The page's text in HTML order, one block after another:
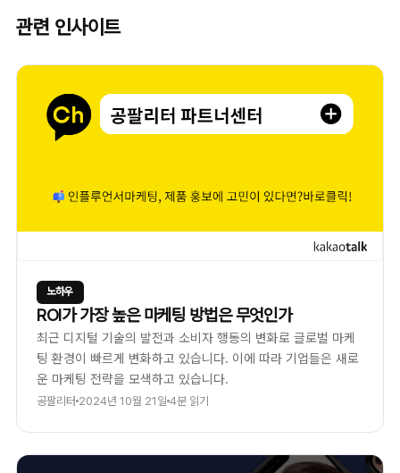
관련 인사이트
노하우
ROI가 가장 높은 마케팅 방법은 무엇인가
최근 디지털 기술의 발전과 소비자 행동의 변화로 글로벌 마케
팅 환경이 빠르게 변화하고 있습니다. 이에 따라 기업들은 새로
운 마케팅 전략을 모색하고 있습니다.
공팔리터 2024년 10월 21일 4분 읽기